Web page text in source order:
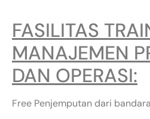
FASILITAS
MANAJEMEN
DAN OPERASI:
Free Penjemputan dari